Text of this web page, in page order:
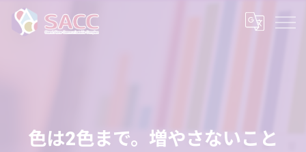
色は2色まで。増やさないこと